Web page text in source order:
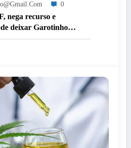
0
nega recurso e
deixar Garotinho